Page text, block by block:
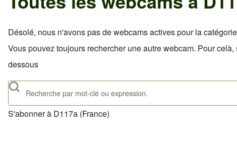
Désolé, nous n'avons pas de webcams actives pour la
Vous pouvez toujours rechercher une autre webcam. Pour
dessous
Rechercher
S'abonner à D117a (France)